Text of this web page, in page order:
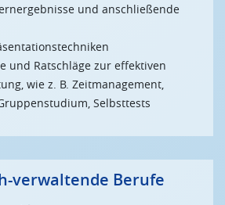
und anschließende
und Ratschläge zur effektiven
wie z. B. Zeitmanagement,
Selbsttests
verwaltende Berufe